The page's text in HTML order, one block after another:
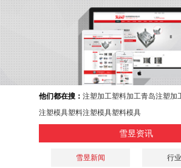
他们都在搜： 注塑加工塑料加工青岛注塑加
注塑模具塑料注塑模具塑料模具
雪昱资讯
雪昱新闻 行